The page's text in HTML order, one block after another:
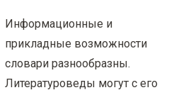
Информационные и
прикладные возможности
словари разнообразны.
Литературоведы могут с его